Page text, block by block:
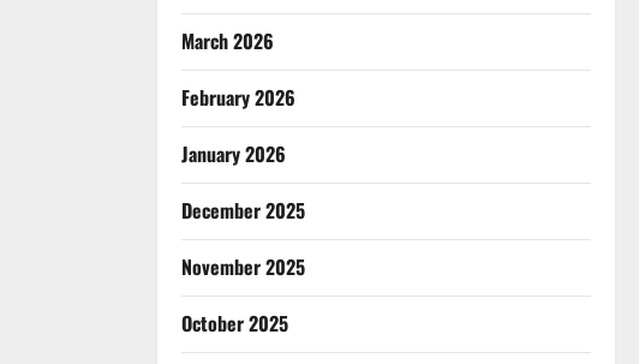
March 2026
February 2026
January 2026
December 2025
November 2025
October 2025